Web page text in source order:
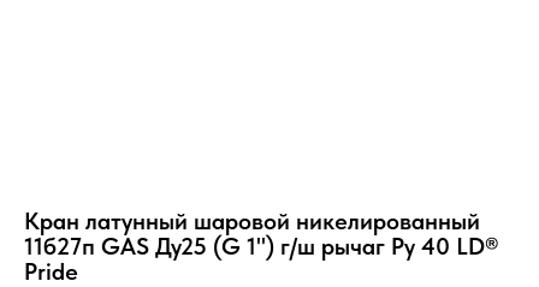
Кран латунный шаровой никелированный
11б27п GAS Ду25 (G 1") г/ш рычаг Ру 40 LD®
Pride